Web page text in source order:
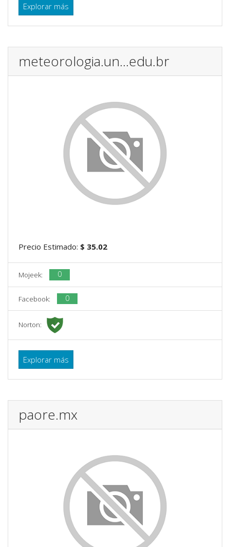
Explorar más
meteorologia.un...edu.br
Precio Estimado: $ 35.02
Mojeek: 0
Facebook: 0
Norton:
Explorar más
paore.mx